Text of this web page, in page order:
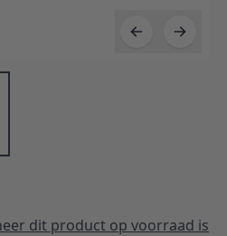
dit product op voorraad is